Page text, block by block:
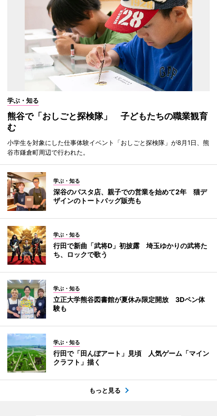
学ぶ・知る
熊谷で「おしごと探検隊」 子どもたちの職業観育
む
小学生を対象にした仕事体験イベント「おしごと探検隊」が8月1日、熊
谷市鎌倉町周辺で行われた。
学ぶ・知る
深谷のパスタ店、親子での営業を始めて2年 猫デ
ザインのトートバッグ販売も
学ぶ・知る
行田で新曲「武将D」初披露 埼玉ゆかりの武将た
ち、ロックで歌う
学ぶ・知る
立正大学熊谷図書館が夏休み限定開放 3Dペン体
験も
学ぶ・知る
行田で「田んぼアート」見頃 人気ゲーム「マイン
クラフト」描く
もっと見る